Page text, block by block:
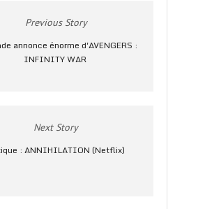
Previous Story
annonce énorme d'AVENGERS :
INFINITY WAR
Next Story
: ANNIHILATION (Netflix)